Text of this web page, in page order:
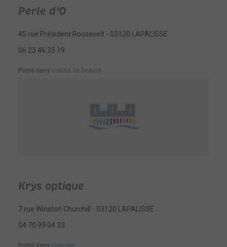
Perle d'O
45 rue Président Roosevelt - 03120 LAPALISSE
06 23 46 33 19
Posté dans Institut de beauté
Krys optique
7 rue Winston Churchill - 03120 LAPALISSE
04 70 99 04 33
Posté dans Opticien